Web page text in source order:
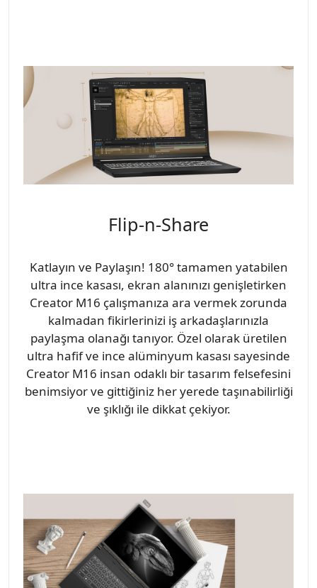
Flip-n-Share
Katlayın ve Paylaşın! 180° tamamen yatabilen
ultra ince kasası, ekran alanınızı genişletirken
Creator M16 çalışmanıza ara vermek zorunda
kalmadan fikirlerinizi iş arkadaşlarınızla
paylaşma olanağı tanıyor. Özel olarak üretilen
ultra hafif ve ince alüminyum kasası sayesinde
Creator M16 insan odaklı bir tasarım felsefesini
benimsiyor ve gittiğiniz her yerede taşınabilirliği
ve şıklığı ile dikkat çekiyor.